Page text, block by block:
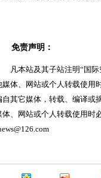
免责声明：
本站及其子站注明“国际
媒体、网站或个人转载使用
自其它媒体，转载、编译或
体、网站或个人转载使用时